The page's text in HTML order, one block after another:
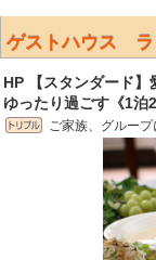
ゲストハウス ラ
HP 【スタンダード
ゆったり過ごす《1泊2
ご家族、グルー